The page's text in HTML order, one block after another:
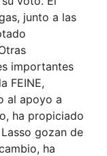
junto a las
importantes
FEINE,
al apoyo a
ha propiciado
gozan de
ha